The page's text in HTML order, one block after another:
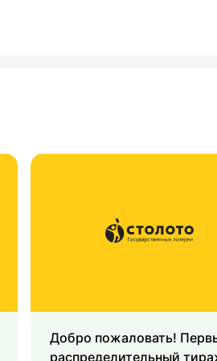
Добро пожаловать!
распределительный